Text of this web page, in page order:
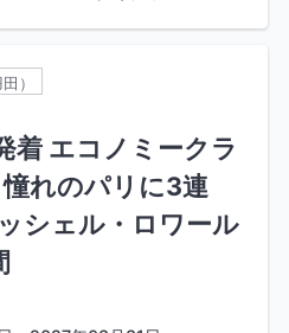
）
着 エコノミークラ
れのパリに3連
シェル・ロワール